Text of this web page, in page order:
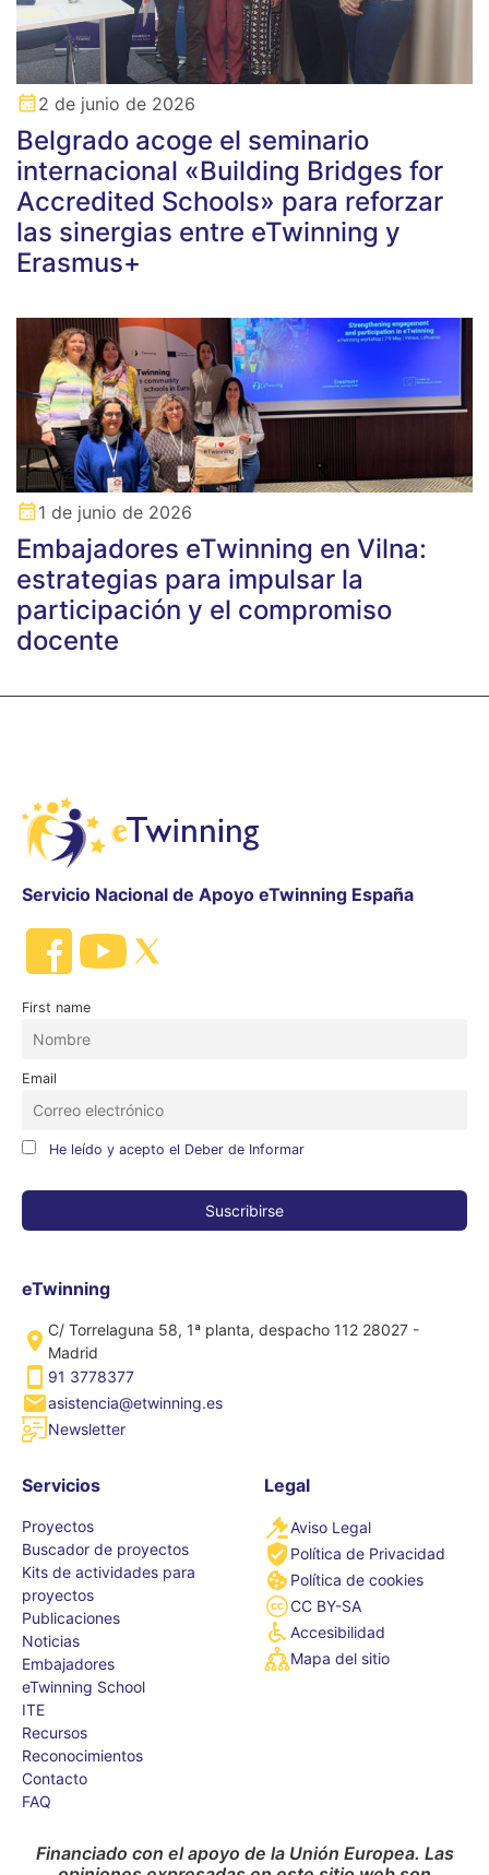
2 de junio de 2026
Belgrado acoge el seminario
internacional «Building Bridges for
Accredited Schools» para reforzar
las sinergias entre eTwinning y
Erasmus+
1 de junio de 2026
Embajadores eTwinning en Vilna:
estrategias para impulsar la
participación y el compromiso
docente
Servicio Nacional de Apoyo eTwinning España
First name
Email
He leído y acepto el Deber de Informar
eTwinning
C/ Torrelaguna 58, 1ª planta, despacho 112 28027 -
Madrid
91 3778377
asistencia@etwinning.es
Newsletter
Servicios
Proyectos
Buscador de proyectos
Kits de actividades para
proyectos
Publicaciones
Noticias
Embajadores
eTwinning School
ITE
Recursos
Reconocimientos
Contacto
FAQ
Legal
Aviso Legal
Política de Privacidad
Política de cookies
CC BY-SA
Accesibilidad
Mapa del sitio
Financiado con el apoyo de la Unión Europea. Las